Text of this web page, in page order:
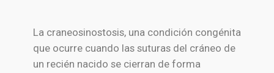
La craneosinostosis, una condición congénita
que ocurre cuando las suturas del cráneo de
un recién nacido se cierran de forma